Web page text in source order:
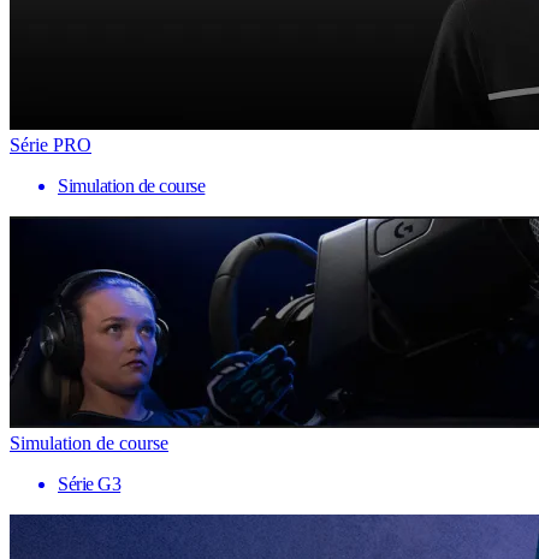
Série PRO
Simulation de course
Simulation de course
Série G3